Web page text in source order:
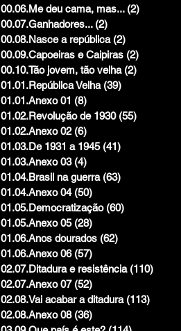
00.06.Me deu cama, mas... (2)
00.07.Ganhadores... (2)
00.08.Nasce a república (2)
00.09.Capoeiras e Caipiras (2)
00.10.Tão jovem, tão velha (2)
01.01.República Velha (39)
01.01.Anexo 01 (8)
01.02.Revolução de 1930 (55)
01.02.Anexo 02 (6)
01.03.De 1931 a 1945 (41)
01.03.Anexo 03 (4)
01.04.Brasil na guerra (63)
01.04.Anexo 04 (50)
01.05.Democratização (60)
01.05.Anexo 05 (28)
01.06.Anos dourados (62)
01.06.Anexo 06 (57)
02.07.Ditadura e resistência (110)
02.07.Anexo 07 (52)
02.08.Vai acabar a ditadura (113)
02.08.Anexo 08 (36)